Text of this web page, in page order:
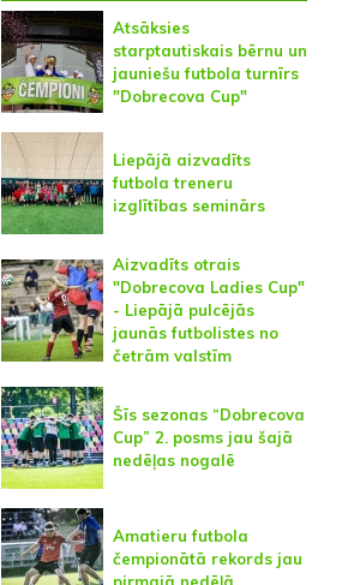
Atsāksies
starptautiskais bērnu un
jauniešu futbola turnīrs
"Dobrecova Cup"
Liepājā aizvadīts
futbola treneru
izglītības seminārs
Aizvadīts otrais
"Dobrecova Ladies Cup"
- Liepājā pulcējās
jaunās futbolistes no
četrām valstīm
Šīs sezonas “Dobrecova
Cup” 2. posms jau šajā
nedēļas nogalē
Amatieru futbola
čempionātā rekords jau